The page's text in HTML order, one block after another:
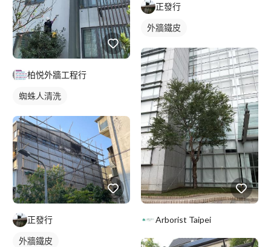
柏悦外牆工程行
蜘蛛人清洗
正發行
外牆鐵皮
正發行
外牆鐵皮
Arborist Taipei